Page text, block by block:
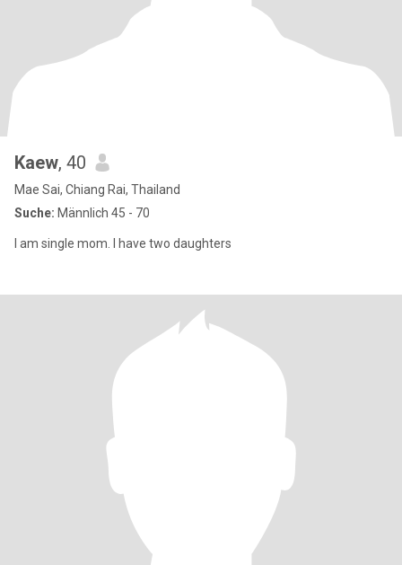
Kaew, 40
Mae Sai, Chiang Rai, Thailand
Suche: Männlich 45 - 70
I am single mom. I have two daughters